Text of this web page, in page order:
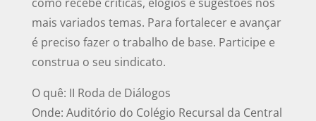
mais variados temas. Para fortalecer e avançar
é preciso fazer o trabalho de base. Participe e
construa o seu sindicato.
O quê: II Roda de Diálogos
Onde: Auditório do Colégio Recursal da Central